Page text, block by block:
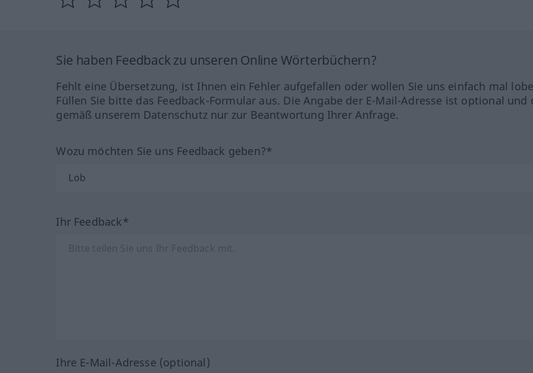
Sie haben Feedback zu unseren Online Wörterbüchern?
Fehlt eine Übersetzung, ist Ihnen ein Fehler aufgefallen oder wollen Sie uns einfach mal
Füllen Sie bitte das Feedback-Formular aus. Die Angabe der E-Mail-Adresse ist optional und
gemäß unserem Datenschutz nur zur Beantwortung Ihrer Anfrage.
Wozu möchten Sie uns Feedback geben?*
Ihr Feedback*
Ihre E-Mail-Adresse (optional)